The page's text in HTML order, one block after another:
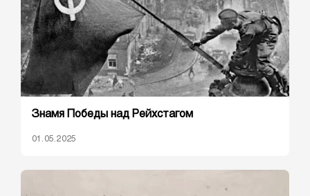
Знамя Победы над Рейхстагом
01.05.2025